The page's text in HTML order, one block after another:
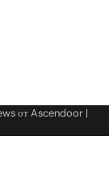
отAscendoor |